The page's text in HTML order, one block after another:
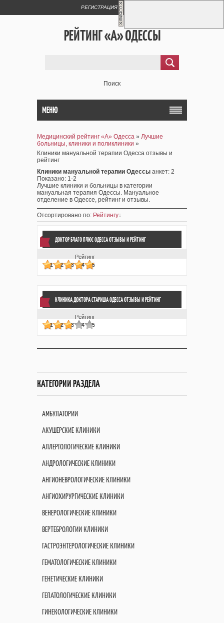
РЕГИСТРАЦИЯ
РЕЙТИНГ «А» ОДЕССЫ
Поиск
МЕНЮ
Медицинский рейтинг «А» Одесса » Лучшие
больницы, клиники и поликлиники »
Клиники мануальной терапии Одесса отзывы и
рейтинг
Клиники мануальной терапии Одессы анкет: 2
Показано: 1-2
Лучшие клиники и больницы в категории
мануальная терапия Одессы. Мануальное
отделение в Одессе, рейтинг и отзывы.
Отсортировано по: Рейтингу
ДОКТОР БЛАГО ПЛЮС ОДЕССА ОТЗЫВЫИ РЕЙТИНГ
Рейтинг
1
2 3 4 5
КЛИНИКА ДОКТОРА СТАРИША ОДЕССА ОТЗЫВЫИ РЕЙТИНГ
Рейтинг
1
2 3 4 5
КАТЕГОРИИ РАЗДЕЛА
АМБУЛАТОРИИ
АКУШЕРСКИЕ КЛИНИКИ
АЛЛЕРГОЛОГИЧЕСКИЕ КЛИНИКИ
АНДРОЛОГИЧЕСКИЕ КЛИНИКИ
АНГИОНЕВРОЛОГИЧЕСКИЕ КЛИНИКИ
АНГИОХИРУРГИЧЕСКИЕ КЛИНИКИ
ВЕНЕРОЛОГИЧЕСКИЕ КЛИНИКИ
ВЕРТЕБРОЛОГИИ КЛИНИКИ
ГАСТРОЭНТЕРОЛОГИЧЕСКИЕ КЛИНИКИ
ГЕМАТОЛОГИЧЕСКИЕ КЛИНИКИ
ГЕНЕТИЧЕСКИЕ КЛИНИКИ
ГЕПАТОЛОГИЧЕСКИЕ КЛИНИКИ
ГИНЕКОЛОГИЧЕСКИЕ КЛИНИКИ